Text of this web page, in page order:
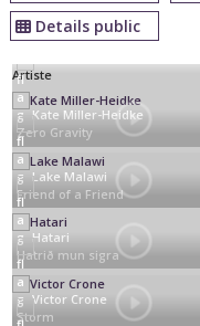
Details public
Artiste
Kate Miller-Heidke
Zero Gravity
Lake Malawi
Friend of a Friend
Hatari
Hatrið mun sigra
Victor Crone
Storm